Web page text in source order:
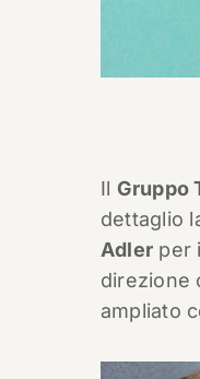
Il Gruppo
dettaglio
Adler per
direzione
ampliato